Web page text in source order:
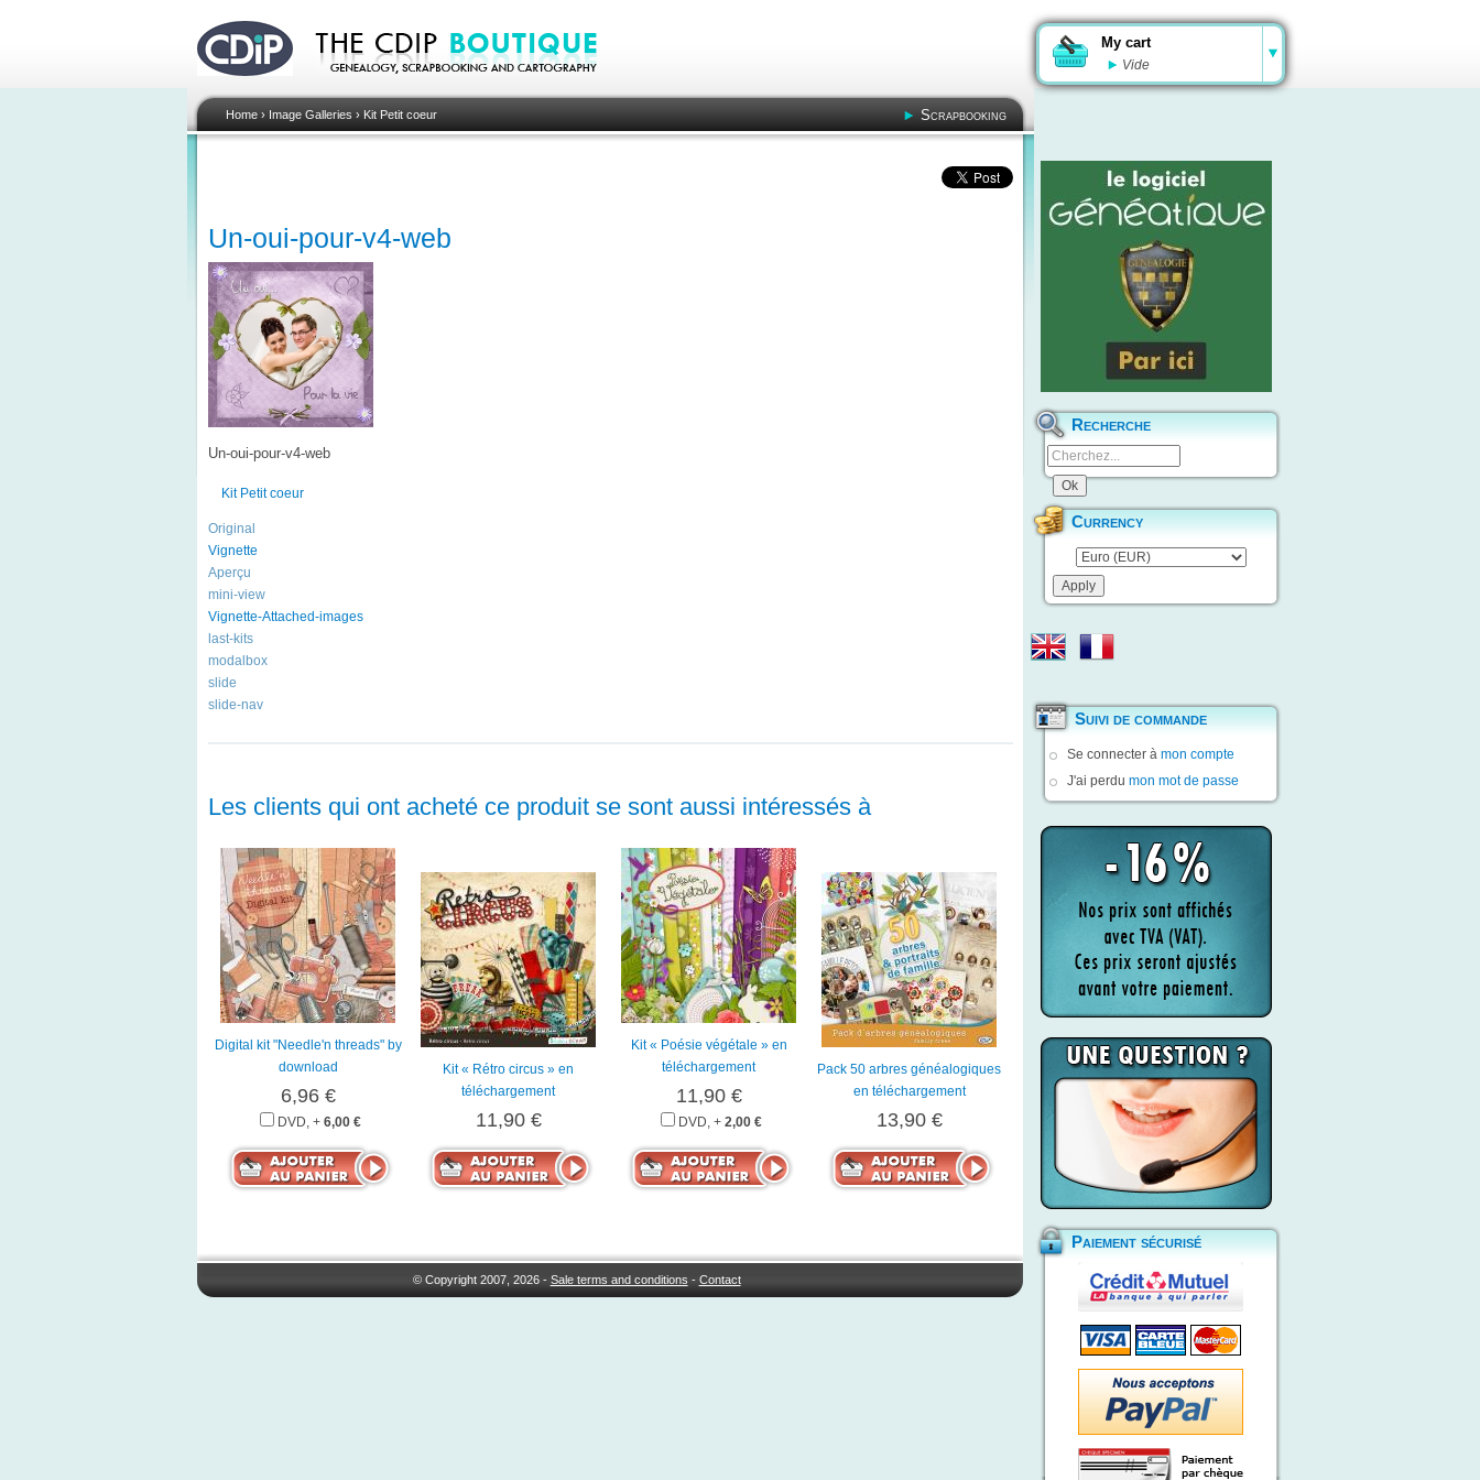
My cart
Vide
Home› Image Galleries › Kit Petit coeur Scrapbooking
Un-oui-pour-v4-web
Un-oui-pour-v4-web
Kit Petit coeur
Original
Vignette
Aperçu
mini-view
Vignette-Attached-images
last-kits
modalbox
slide
slide-nav
Les clients qui ont acheté ce produit se sont aussi intéressés à
Digital kit "Needle'n threads" by
download
6,96 €
DVD, + 6,00 €
Kit « Rétro circus » en
téléchargement
11,90 €
Kit « Poésie végétale » en
téléchargement
11,90 €
DVD, + 2,00 €
Pack 50 arbres généalogiques
en téléchargement
13,90 €
© Copyright 2007, 2026 - Sale terms and conditions - Contact
Recherche
Currency
Suivi de commande
Se connecter à mon compte
J'ai perdu mon mot de passe
Paiement sécurisé